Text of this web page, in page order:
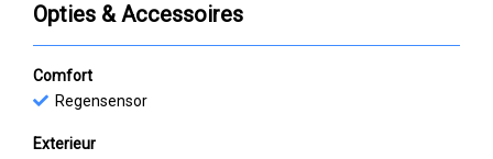
Opties & Accessoires
Comfort
Regensensor
Exterieur